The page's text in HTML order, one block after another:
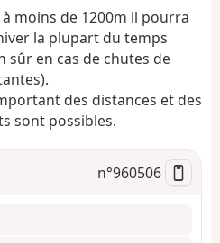
n
moins de 1200m il pourra
la plupart du temps
sûr en cas de chutes de
des distances et des
sont possibles.
n°960506